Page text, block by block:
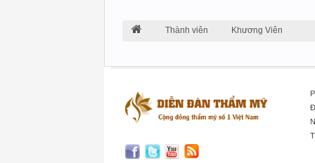
Thành viên Khương Viên